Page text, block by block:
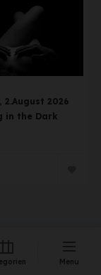
2.August 2026
in the Dark
Menu